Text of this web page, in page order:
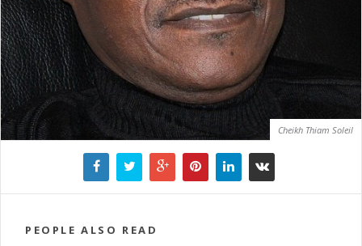
Cheikh Thiam Soleil
PEOPLE ALSO READ